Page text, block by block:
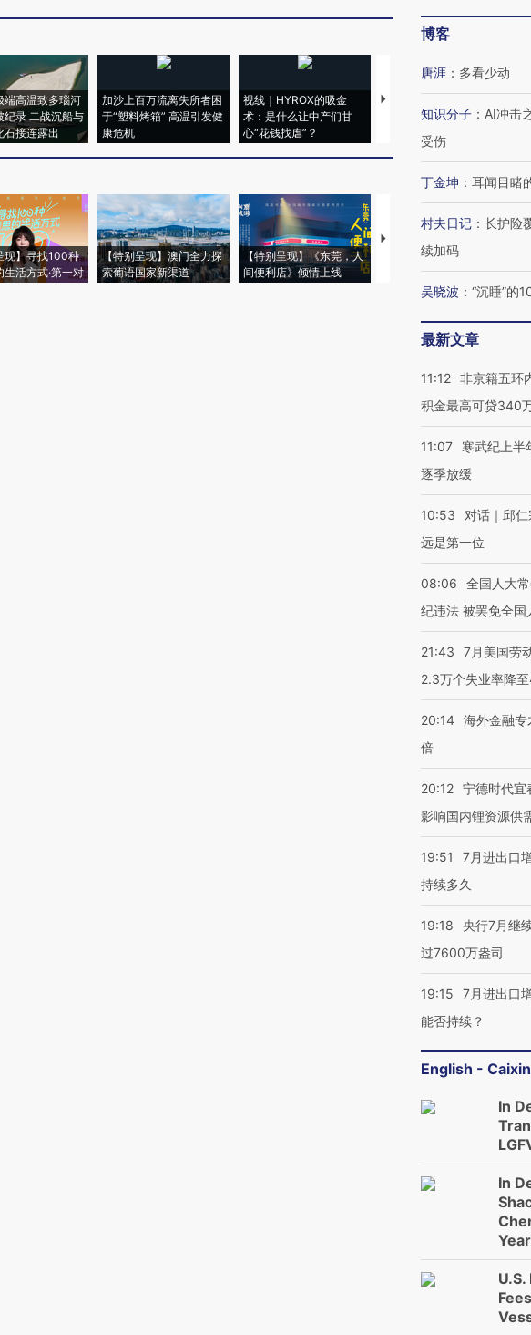
端高温致多瑙河
纪录 二战沉船与
石接连露出
加沙上百万流离失所者困
于“塑料烤箱” 高温引发健
康危机
视线｜HYROX的吸金
术：是什么让中产们甘
心“花钱找虐”？
马航飞行员跨国走私7万
粒摇头丸 尿检体内含3种
现】寻找100种
生活方式·第一对
【特别呈现】澳门全力探
索葡语国家新渠道
【特别呈现】《东莞，人
间便利店》倾情上线
【推广】走进第四届链博
会，让数智科技“链”接产
博客
唐涯 ： 多看少动
知识分子 ： AI冲击
受伤
丁金坤 ： 耳闻目睹
村夫日记 ： 长护险
续加码
吴晓波 ： “沉睡”的
最新文章
11:12 非京籍五环
积金最高可贷340
11:07
寒武纪上半
逐季放缓
10:53
对话｜邱
远是第一位
08:06
全国人大
纪违法 被罢免全国
21:43
7月美国劳
2.3万个失业率降至
20:14 海外金融
倍
20:12 宁德时代宜
影响国内锂资源供
19:51
7月进出口
持续多久
19:18
央行7月继
过7600万盎司
19:15
7月进出口
能否持续？
English -
In
In